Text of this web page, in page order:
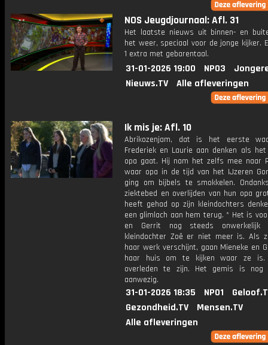
NOS Jeugdjournaal: Afl. 31
Het laatste nieuws uit binnen- en
het weer, speciaal voor de jonge kijker.
1 extra met gebarentaal.
31-01-2026 19:00 NPO3
Nieuws.TV
Alle afleveringen
Ik mis je: Afl. 10
Abrikozenjam, dat is het eerste
Frederiek en Laurie aan denken als
opa gaat. Hij nam het zelfs mee naar
waar opa in de tijd van het IJzeren
ging om bijbels te smokkelen.
ziektebed en overlijden van hun opa
heeft gehad op zijn kleindochters
een glimlach aan hem terug. * Het is
en Gerrit nog steeds onwerkelijk
kleindochter Zoë er niet meer is. Als
haar werk verschijnt, gaan Mieneke en
haar huis om te kijken waar ze is.
overleden te zijn. Het gemis is nog
aanwezig.
31-01-2026 18:35 NPO1
Gezondheid.TV
Mensen.TV
Alle afleveringen